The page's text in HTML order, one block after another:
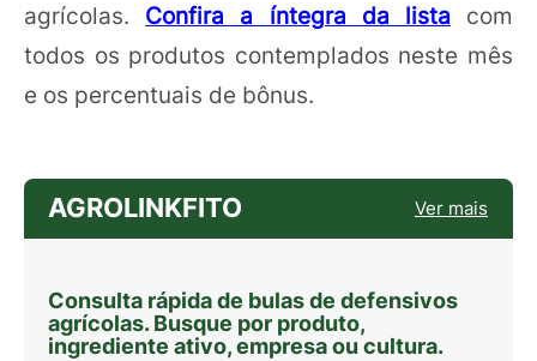
agrícolas. Confira a íntegra da lista com
todos os produtos contemplados neste mês
e os percentuais de bônus.
AGROLINKFITO Ver mais
Consulta rápida de bulas de defensivos
agrícolas. Busque por produto,
ingrediente ativo, empresa ou cultura.